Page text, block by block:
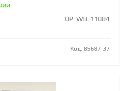
OP-WB-11084
Код: 85687-37